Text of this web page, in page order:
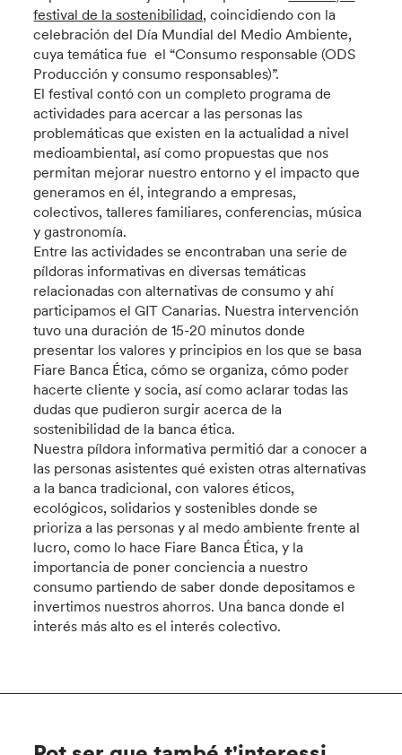
festival de la sostenibilidad, coincidiendo con la
celebración del Día Mundial del Medio Ambiente,
cuya temática fue el “Consumo responsable (ODS
Producción y consumo responsables)”.
El festival contó con un completo programa de
actividades para acercar a las personas las
problemáticas que existen en la actualidad a nivel
medioambiental, así como propuestas que nos
permitan mejorar nuestro entorno y el impacto que
generamos en él, integrando a empresas,
colectivos, talleres familiares, conferencias, música
y gastronomía.
Entre las actividades se encontraban una serie de
píldoras informativas en diversas temáticas
relacionadas con alternativas de consumo y ahí
participamos el GIT Canarias. Nuestra intervención
tuvo una duración de 15-20 minutos donde
presentar los valores y principios en los que se basa
Fiare Banca Ética, cómo se organiza, cómo poder
hacerte cliente y socia, así como aclarar todas las
dudas que pudieron surgir acerca de la
sostenibilidad de la banca ética.
Nuestra píldora informativa permitió dar a conocer a
las personas asistentes qué existen otras alternativas
a la banca tradicional, con valores éticos,
ecológicos, solidarios y sostenibles donde se
prioriza a las personas y al medo ambiente frente al
lucro, como lo hace Fiare Banca Ética, y la
importancia de poner conciencia a nuestro
consumo partiendo de saber donde depositamos e
invertimos nuestros ahorros. Una banca donde el
interés más alto es el interés colectivo.